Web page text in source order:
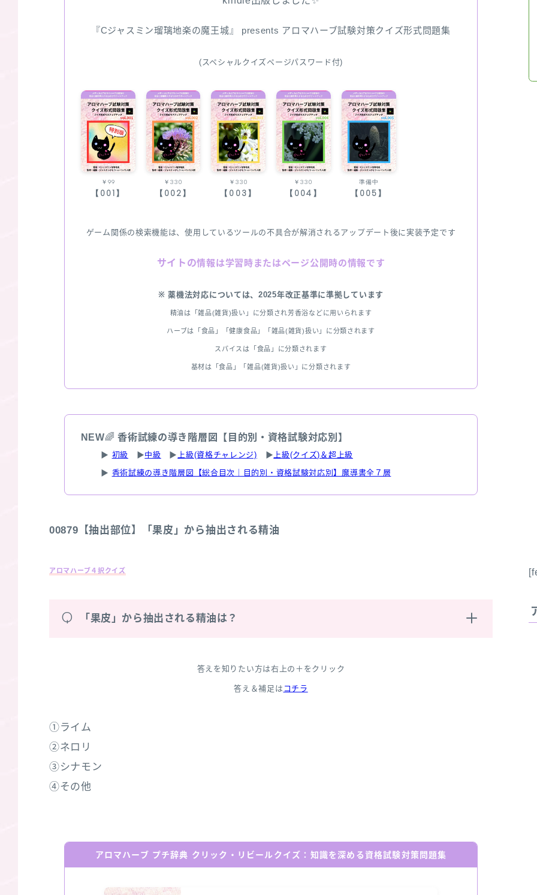
『Cジャスミン瑠璃地楽の魔王城』 presents アロマハーブ試験対策クイズ形式問題集
(スペシャルクイズページパスワード付)
￥99
【001】
￥330
【002】
￥330
【003】
￥330
【004】
準備中
【005】
ゲーム関係の検索機能は、使用しているツールの不具合が解消されるアップデート後に実装予定です
サイトの情報は学習時またはページ公開時の情報です
※ 薬機法対応については、2025年改正基準に準拠しています
精油は「雑品(雑貨)扱い」に分類され芳香浴などに用いられます
ハーブは「食品」「健康食品」「雑品(雑貨)扱い」に分類されます
スパイスは「食品」に分類されます
基材は「食品」「雑品(雑貨)扱い」に分類されます
NEW🌈香術試練の導き階層図【目的別・資格試験対応別】
▶ 初級 ▶中級 ▶ 上級(資格チャレンジ) ▶ 上級(クイズ)＆超上級
▶ 香術試練の導き階層図【総合目次｜目的別・資格試験対応別】魔導書全７層
00879【抽出部位】「果皮」から抽出される精油
アロマハーブ４択クイズ
Q 「果皮」から抽出される精油は？
答えを知りたい方は右上の＋をクリック
答え＆補足は コチラ
①ライム
②ネロリ
③シナモン
④その他
アロマハーブ プチ辞典 クリック・リビールクイズ：知識を深める資格試験対策問題集